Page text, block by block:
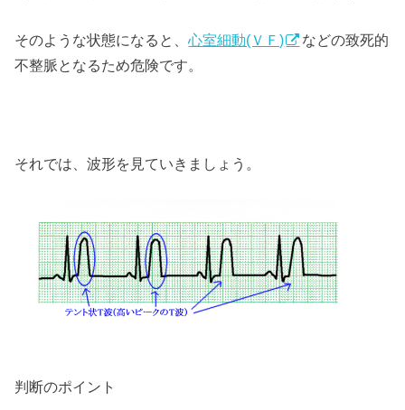
そのような状態になると、心室細動(ＶＦ)
などの致死的
不整脈となるため危険です。
それでは、波形を見ていきましょう。
判断のポイント